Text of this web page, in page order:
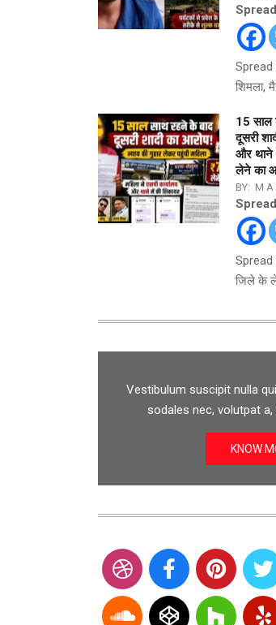
Spread
शिमला,
15 साल
दूसरी
और थाने
लेने का
BY: M A
Spread
जिले के
Vestibulum suscipit nulla
sodales nec, volutpat
KNOW